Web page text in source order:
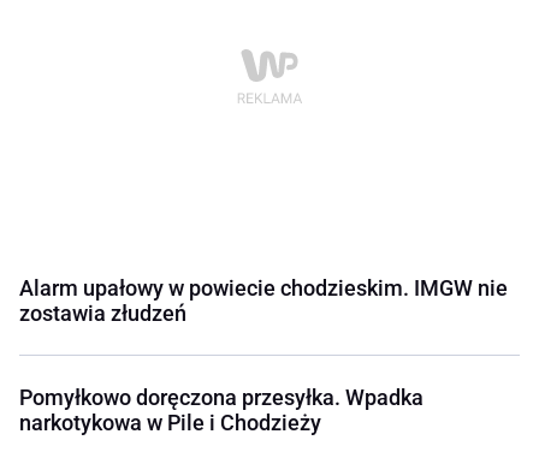
Alarm upałowy w powiecie chodzieskim. IMGW nie
zostawia złudzeń
Pomyłkowo doręczona przesyłka. Wpadka
narkotykowa w Pile i Chodzieży